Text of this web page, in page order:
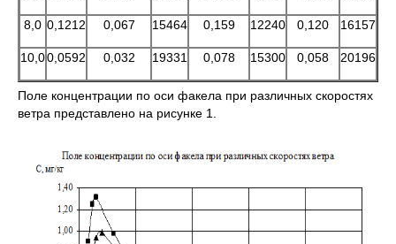
8,0 0,1212 0,067 15464 0,159 12240 0,120 16157
10,00,0592 0,032 19331 0,078 15300 0,058 20196
Поле концентрации по оси факела при различных скоростях
ветра представлено на рисунке 1.